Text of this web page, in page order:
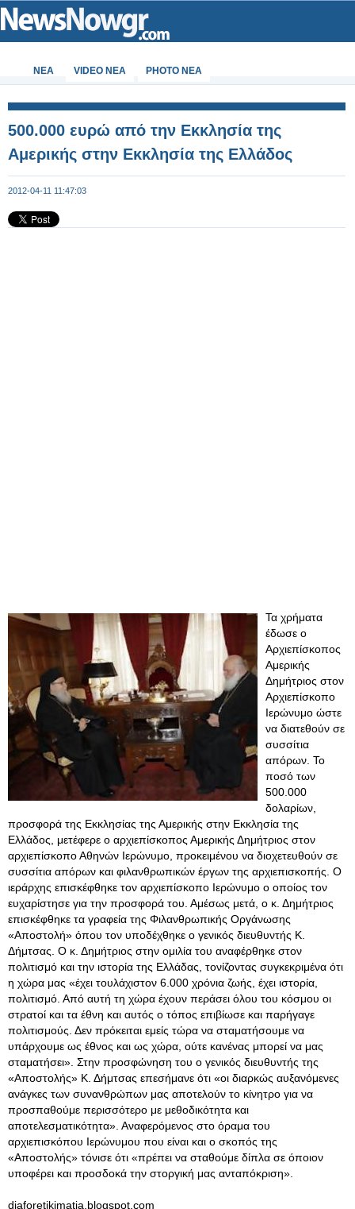
ΝΕΑ VIDEO NEA PHOTO NEA
500.000 ευρώ από την Εκκλησία της
Αμερικής στην Εκκλησία της Ελλάδος
2012-04-11 11:47:03
Τα χρήματα
έδωσε ο
Αρχιεπίσκοπος
Αμερικής
Δημήτριος στον
Αρχιεπίσκοπο
Ιερώνυμο ώστε
να διατεθούν σε
συσσίτια
απόρων. Το
ποσό των
500.000
δολαρίων,
προσφορά της Εκκλησίας της Αμερικής στην Εκκλησία της
Ελλάδος, μετέφερε ο αρχιεπίσκοπος Αμερικής Δημήτριος στον
αρχιεπίσκοπο Αθηνών Ιερώνυμο, προκειμένου να διοχετευθούν σε
συσσίτια απόρων και φιλανθρωπικών έργων της αρχιεπισκοπής. Ο
ιεράρχης επισκέφθηκε τον αρχιεπίσκοπο Ιερώνυμο ο οποίος τον
ευχαρίστησε για την προσφορά του. Αμέσως μετά, ο κ. Δημήτριος
επισκέφθηκε τα γραφεία της Φιλανθρωπικής Οργάνωσης
«Αποστολή» όπου τον υποδέχθηκε ο γενικός διευθυντής Κ.
Δήμτσας. Ο κ. Δημήτριος στην ομιλία του αναφέρθηκε στον
πολιτισμό και την ιστορία της Ελλάδας, τονίζοντας συγκεκριμένα ότι
η χώρα μας «έχει τουλάχιστον 6.000 χρόνια ζωής, έχει ιστορία,
πολιτισμό. Από αυτή τη χώρα έχουν περάσει όλου του κόσμου οι
στρατοί και τα έθνη και αυτός ο τόπος επιβίωσε και παρήγαγε
πολιτισμούς . Δεν πρόκειται εμείς τώρα να σταματήσουμε να
υπάρχουμε ως έθνος και ως χώρα, ούτε κανένας μπορεί να μας
σταματήσει». Στην προσφώνηση του ο γενικός διευθυντής της
«Aποστολής» Κ. Δήμτσας επεσήμανε ότι «οι διαρκώς αυξανόμενες
ανάγκες των συνανθρώπων μας αποτελούν το κίνητρο για να
προσπαθούμε περισσότερο με μεθοδικότητα και
αποτελεσματικότητα». Αναφερόμενος στο όραμα του
αρχιεπισκόπου Ιερώνυμου που είναι και ο σκοπός της
«Αποστολής» τόνισε ότι «πρέπει να σταθούμε δίπλα σε όποιον
υποφέρει και προσδοκά την στοργική μας ανταπόκριση».
diaforetikimatia.blogspot.com